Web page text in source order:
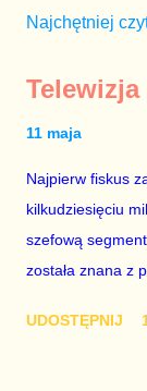
Najchętniej
Telewizja
11 maja
Najpierw fiskus
kilkudziesięciu
szefową
została znana z
marionetka
UDOSTĘPNIJ